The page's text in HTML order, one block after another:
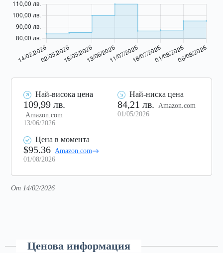
Най-висока цена
109,99 лв.
Amazon.com
13/06/2026
Най-ниска цена
84,21 лв.
Amazon.com
01/05/2026
Цена в момента
$95.36 Amazon.com
01/08/2026
От 14/02/2026
Ценова информация